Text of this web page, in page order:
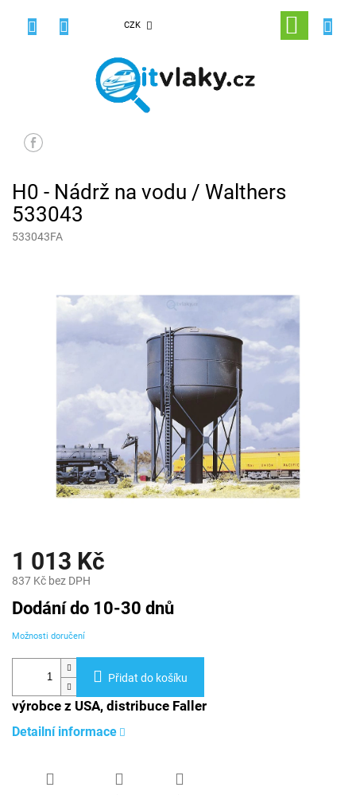
CZK
NÁKUPNÍ
KOŠÍK
H0 - Nádrž na vodu / Walthers
533043
533043FA
1 013 Kč
837 Kč bez DPH
Měrná
cena:
Dodání do 10-30 dnů
Možnosti doručení
Přidat do košíku
výrobce z USA, distribuce Faller
Detailní informace